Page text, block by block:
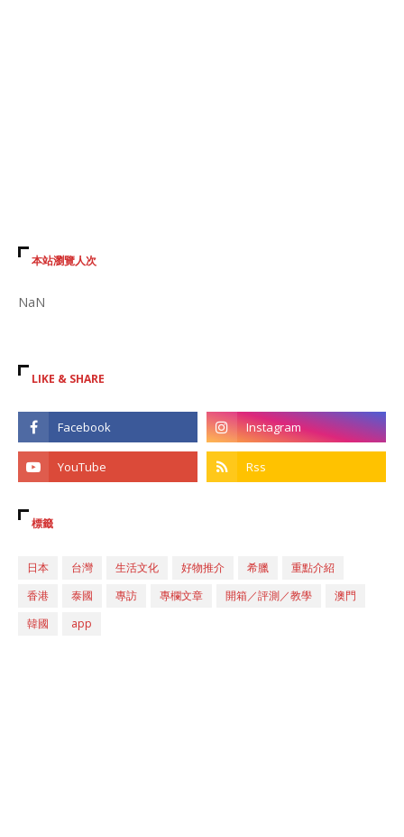
本站瀏覽人次
NaN
LIKE & SHARE
標籤
日本 台灣 生活文化 好物推介 希臘
重點介紹
香港
泰國 專訪 專欄文章 開箱／評測／教學
澳門
韓國
app